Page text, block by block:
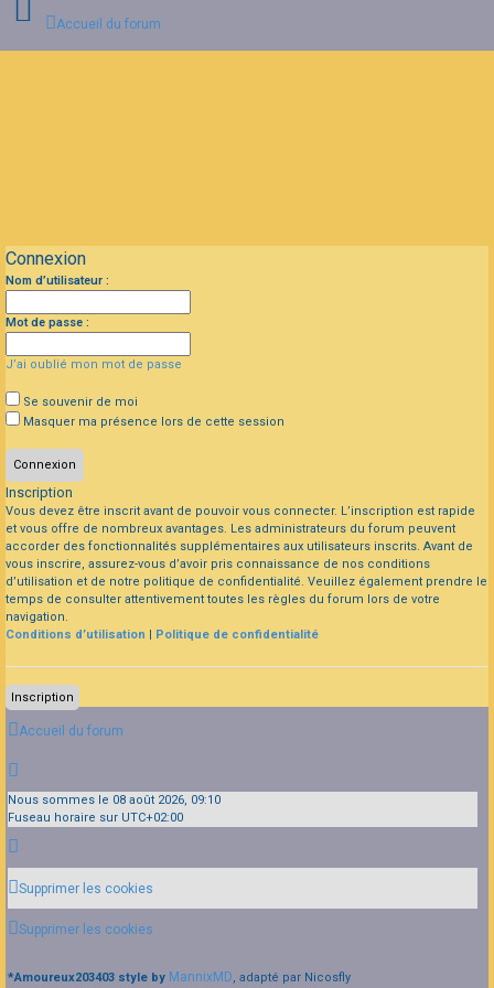
Accueil du forum
Connexion
Nom d’utilisateur :
Mot de passe :
J’ai oublié mon mot de passe
Se souvenir de moi
Masquer ma présence lors de cette session
Inscription
Vous devez être inscrit avant de pouvoir vous connecter. L’inscription est rapide
et vous offre de nombreux avantages. Les administrateurs du forum peuvent
accorder des fonctionnalités supplémentaires aux utilisateurs inscrits. Avant de
vous inscrire, assurez-vous d’avoir pris connaissance de nos conditions
d’utilisation et de notre politique de confidentialité. Veuillez également prendre le
temps de consulter attentivement toutes les règles du forum lors de votre
navigation.
Conditions d’utilisation | Politique de confidentialité
Inscription
Accueil du forum
Nous sommes le 08 août 2026, 09:10
Fuseau horaire sur UTC+02:00
Supprimer les cookies
Supprimer les cookies
*Amoureux203403 style by MannixMD, adapté par Nicosfly